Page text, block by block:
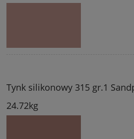
Tynk silikonowy 315 gr.1
24.72kg